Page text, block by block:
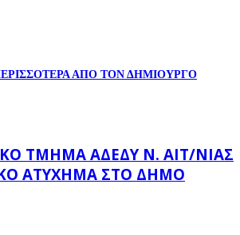
ΑΠΟ ΤΟΝ ΔΗΜΙΟΥΡΓΟ
ΤΜΉΜΑ ΑΔΕΔΥ Ν. ΑΙΤ/ΝΊΑΣ
ΑΤΎΧΗΜΑ ΣΤΟ ΔΉΜΟ